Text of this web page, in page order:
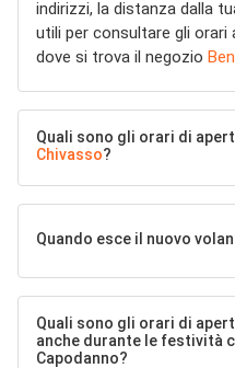
indirizzi, la distanza dalla
utili per consultare gli orari
dove si trova il negozio
Quali sono gli orari di
Chivasso?
Quando esce il nuovo
Quali sono gli orari di
anche durante le festività
Capodanno?